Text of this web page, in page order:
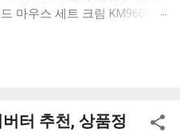
마우스 세트 크림 KM960RB
인 혜택과 빠른배송 혜택을 놓
터 추천, 상품정